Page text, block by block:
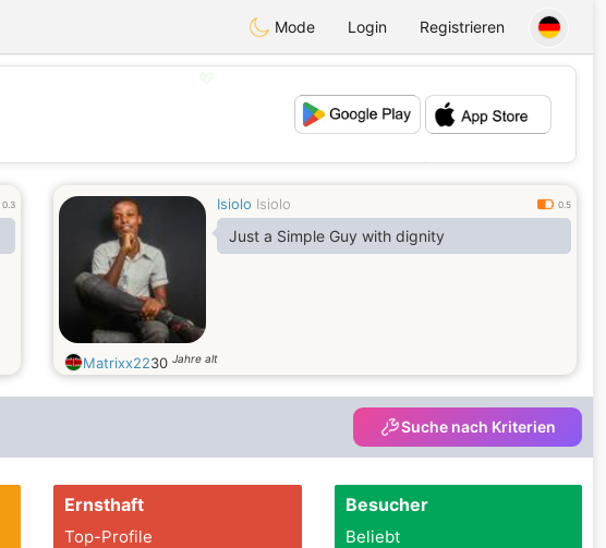
Mode Login Registrieren
💕
0.3 Isiolo Isiolo 0.5
Just a Simple Guy with dignity
Matrixx2230 Jahre alt
Suche nach Kriterien
Ernsthaft
Top-Profile
Besucher
Beliebt